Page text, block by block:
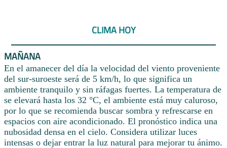
CLIMA HOY
MAÑANA
En el amanecer del día la velocidad del viento proveniente
del sur-suroeste será de 5 km/h, lo que significa un
ambiente tranquilo y sin ráfagas fuertes. La temperatura de
se elevará hasta los 32 °C, el ambiente está muy caluroso,
por lo que se recomienda buscar sombra y refrescarse en
espacios con aire acondicionado. El pronóstico indica una
nubosidad densa en el cielo. Considera utilizar luces
intensas o dejar entrar la luz natural para mejorar tu ánimo.